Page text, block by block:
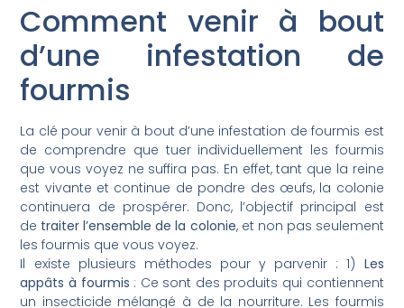
Comment venir à bout
d’une infestation de
fourmis
La clé pour venir à bout d’une infestation de fourmis est
de comprendre que tuer individuellement les fourmis
que vous voyez ne suffira pas. En effet, tant que la reine
est vivante et continue de pondre des œufs, la colonie
continuera de prospérer. Donc, l’objectif principal est
de traiter l’ensemble de la colonie, et non pas seulement
les fourmis que vous voyez.
Il existe plusieurs méthodes pour y parvenir : 1) Les
appâts à fourmis : Ce sont des produits qui contiennent
un insecticide mélangé à de la nourriture. Les fourmis